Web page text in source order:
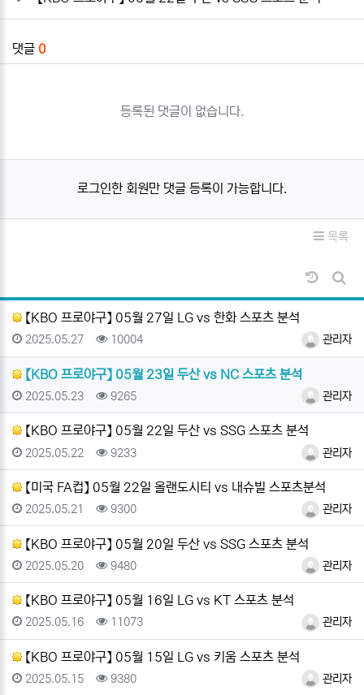
댓글 0
등록된 댓글이 없습니다.
로그인한 회원만 댓글 등록이 가능합니다.
목록
날짜순
게시
【KBO 프로야구】 05월 27일 LG vs 한화 스포츠 분석
등록자관리자
등록일
2025.05.27 조회
10004
【KBO 프로야구】 05월 23일 두산 vs NC 스포츠 분석
등록자관리자
등록일
2025.05.23 조회
9265
【KBO 프로야구】 05월 22일 두산 vs SSG 스포츠 분석
등록자관리자
등록일
2025.05.22 조회
9233
【미국 FA컵】 05월 22일 올랜도시티 vs 내슈빌 스포츠분석
등록자관리자
등록일
2025.05.21 조회
9300
【KBO 프로야구】 05월 20일 두산 vs SSG 스포츠 분석
등록자관리자
등록일
2025.05.20 조회
9480
【KBO 프로야구】 05월 16일 LG vs KT 스포츠 분석
등록자관리자
등록일
2025.05.16 조회
11073
【KBO 프로야구】 05월 15일 LG vs 키움 스포츠 분석
등록자관리자
등록일
2025.05.15 조회
9380